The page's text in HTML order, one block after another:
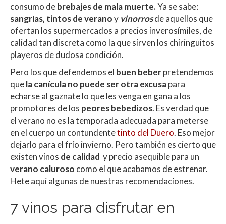
consumo debrebajes de mala muerte.Ya se sabe:
sangrías, tintos de veranoy vinorrosde aquellos que
ofertan los supermercados a precios inverosímiles, de
calidad tan discreta como la que sirven los chiringuitos
playeros de dudosa condición.
Pero los que defendemos el buen beberpretendemos
quela canícula no puede ser otra excusapara
echarse al gaznate lo que les venga en gana a los
promotores de los peores bebedizos. Es verdad que
el verano no es la temporada adecuada para meterse
en el cuerpo un contundentetinto del Duero. Eso mejor
dejarlo para el frío invierno. Pero también es cierto que
existen vinos de calidad y precio asequible para un
verano caluroso como el que acabamos de estrenar.
Hete aquí algunas de nuestras recomendaciones.
7 vinos para disfrutar en